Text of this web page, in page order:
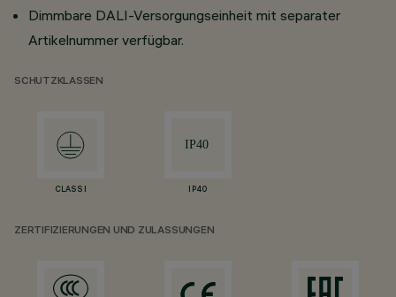
Dimmbare DALI-Versorgungseinheit mit separater
Artikelnummer verfügbar.
SCHUTZKLASSEN
CLASS I IP40
ZERTIFIZIERUNGEN UND ZULASSUNGEN